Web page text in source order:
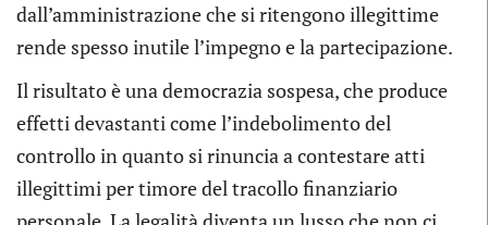
dall’amministrazione che si ritengono illegittime
rende spesso inutile l’impegno e la partecipazione.
Il risultato è una democrazia sospesa, che produce
effetti devastanti come l’indebolimento del
controllo in quanto si rinuncia a contestare atti
illegittimi per timore del tracollo finanziario